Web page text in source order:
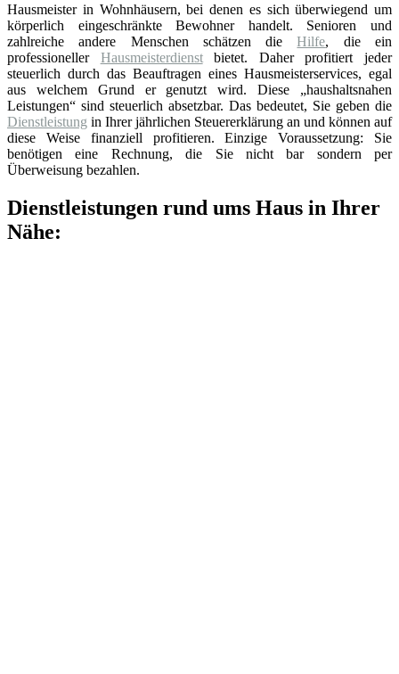
Hausmeister in Wohnhäusern, bei denen es sich überwiegend um
körperlich eingeschränkte Bewohner handelt. Senioren und
zahlreiche andere Menschen schätzen dieHilfe, die ein
professioneller Hausmeisterdienstbietet. Daher profitiert jeder
steuerlich durch das Beauftragen eines Hausmeisterservices, egal
aus welchem Grund er genutzt wird. Diese „haushaltsnahen
Leistungen“ sind steuerlich absetzbar. Das bedeutet, Sie geben die
Dienstleistung in Ihrer jährlichen Steuererklärung an und können auf
diese Weise finanziell profitieren. Einzige Voraussetzung: Sie
benötigen eine Rechnung, die Sie nicht bar sondern per
Überweisung bezahlen.
Dienstleistungen rund ums Haus in Ihrer
Nähe: